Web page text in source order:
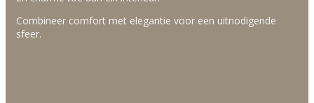
Combineer comfort met elegantie voor een uitnodigende
sfeer.